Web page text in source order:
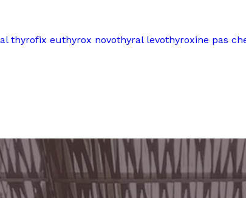
thyrofix euthyrox novothyral levothyroxine pas